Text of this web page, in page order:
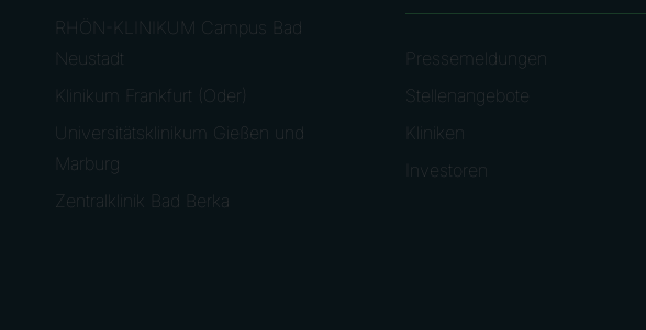
RHÖN-KLINIKUM Campus Bad
Neustadt
Klinikum Frankfurt (Oder)
Universitätsklinikum Gießen und
Marburg
Zentralklinik Bad Berka
Pressemeldungen
Stellenangebote
Kliniken
Investoren